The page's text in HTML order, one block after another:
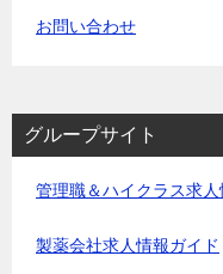
お問い合わせ
グループサイト
管理職＆ハイクラス求人
製薬会社求人情報ガイド